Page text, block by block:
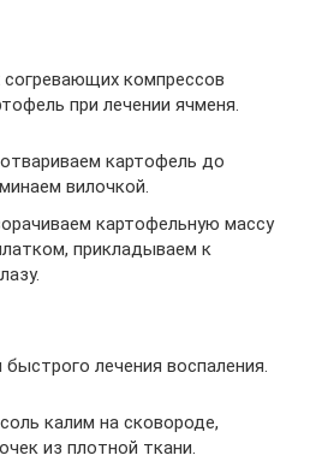
согревающих компрессов
при лечении ячменя.
картофель до
вилочкой.
картофельную массу
прикладываем к
лечения воспаления.
калим на сковороде,
из плотной ткани.